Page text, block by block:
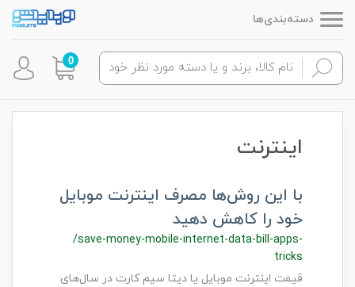
دسته‌بندی‌ها
0
اینترنت
با این روش‌ها مصرف اینترنت موبایل
خود را کاهش دهید
/save-money-mobile-internet-data-bill-apps-
tricks
قیمت اینترنت موبایل یا دیتا سیم کارت در سال‌های